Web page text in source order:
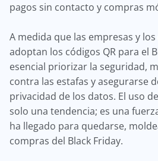
pagos sin contacto y compras
A medida que las empresas y
adoptan los códigos QR para el
esencial priorizar la seguridad,
contra las estafas y asegurarse
privacidad de los datos. El uso
solo una tendencia; es una
ha llegado para quedarse,
compras del Black Friday.